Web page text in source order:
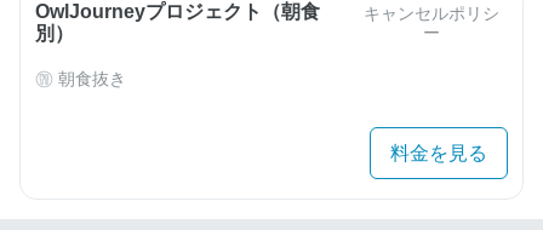
OwlJourneyプロジェクト（朝食
別）
キャンセルポリシ
ー
朝食抜き
料金を見る